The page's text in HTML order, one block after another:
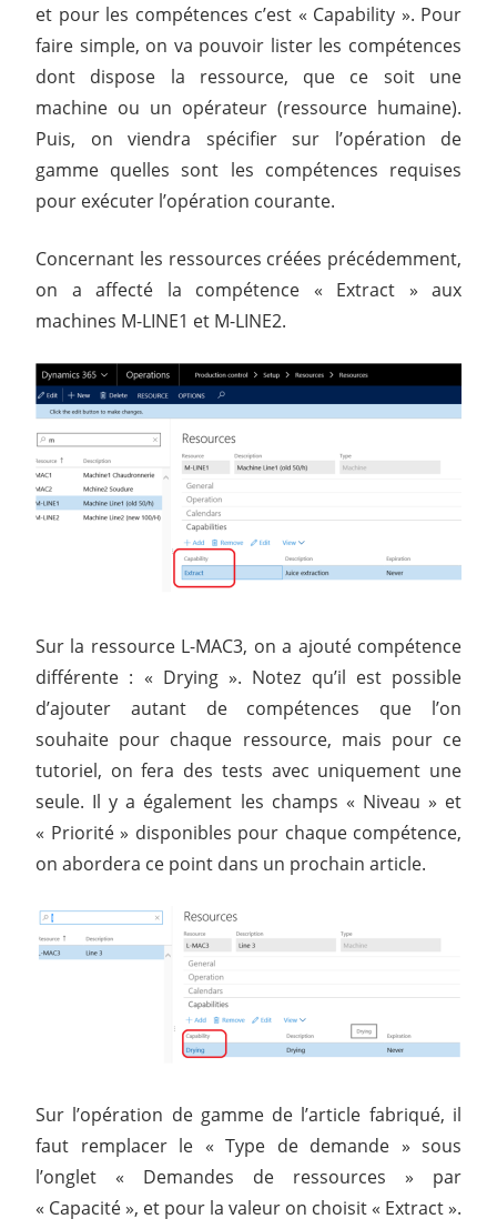
et pour les compétences c’est « Capability ». Pour
faire simple, on va pouvoir lister les compétences
dont dispose la ressource, que ce soit une
machine ou un opérateur (ressource humaine).
Puis, on viendra spécifier sur l’opération de
gamme quelles sont les compétences requises
pour exécuter l’opération courante.
Concernant les ressources créées précédemment,
on a affecté la compétence « Extract » aux
machines M-LINE1 et M-LINE2.
Sur la ressource L-MAC3, on a ajouté compétence
différente : « Drying ». Notez qu’il est possible
d’ajouter autant de compétences que l’on
souhaite pour chaque ressource, mais pour ce
tutoriel, on fera des tests avec uniquement une
seule. Il y a également les champs « Niveau » et
« Priorité » disponibles pour chaque compétence,
on abordera ce point dans un prochain article.
Sur l’opération de gamme de l’article fabriqué, il
faut remplacer le « Type de demande » sous
l’onglet « Demandes de ressources » par
« Capacité », et pour la valeur on choisit « Extract ».